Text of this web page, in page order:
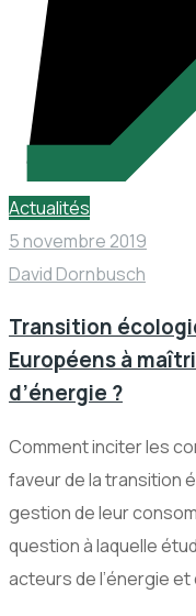
Actualités
5 novembre 2019
David Dornbusch
Transition
Européens à
d’énergie ?
Comment inciter les
faveur de la transition
gestion de leur
question à laquelle
acteurs de l’énergie